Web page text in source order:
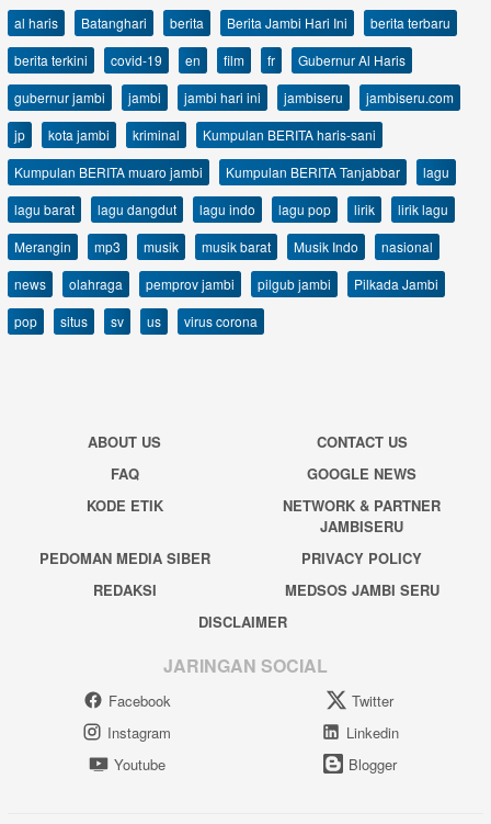
al haris Batanghari berita Berita Jambi Hari Ini
berita terbaru
berita terkini
covid-19 en film fr
Gubernur Al Haris
gubernur jambi
jambi jambi hari ini jambiseru
jambiseru.com
jp
kota jambi kriminal
Kumpulan BERITA haris-sani
Kumpulan BERITA muaro jambi
Kumpulan BERITA Tanjabbar
lagu
lagu barat
lagu dangdut lagu indo lagu pop lirik
lirik lagu
Merangin
mp3 musik musik barat Musik Indo
nasional
news
olahraga pemprov jambi pilgub jambi
Pilkada Jambi
pop
situs sv us virus corona
ABOUT US
CONTACT US
FAQ
GOOGLE NEWS
KODE ETIK
NETWORK & PARTNER
JAMBISERU
PEDOMAN MEDIA SIBER
PRIVACY POLICY
REDAKSI
MEDSOS JAMBI SERU
DISCLAIMER
JARINGAN SOCIAL
Facebook
Twitter
Instagram
Linkedin
Youtube
Blogger